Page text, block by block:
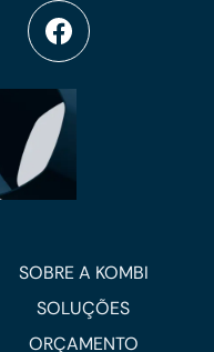
SOBRE A KOMBI
SOLUÇÕES
ORÇAMENTO